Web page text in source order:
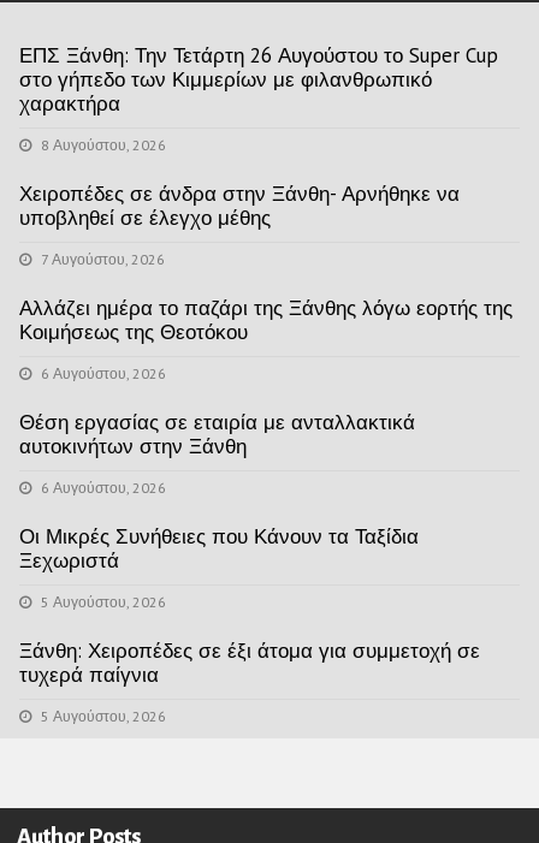
ΕΠΣ Ξάνθη: Την Τετάρτη 26 Αυγούστου το Super Cup
στο γήπεδο των Κιμμερίων με φιλανθρωπικό
χαρακτήρα
8 Αυγούστου, 2026
Χειροπέδες σε άνδρα στην Ξάνθη- Αρνήθηκε να
υποβληθεί σε έλεγχο μέθης
7 Αυγούστου, 2026
Αλλάζει ημέρα το παζάρι της Ξάνθης λόγω εορτής της
Κοιμήσεως της Θεοτόκου
6 Αυγούστου, 2026
Θέση εργασίας σε εταιρία με ανταλλακτικά
αυτοκινήτων στην Ξάνθη
6 Αυγούστου, 2026
Οι Μικρές Συνήθειες που Κάνουν τα Ταξίδια
Ξεχωριστά
5 Αυγούστου, 2026
Ξάνθη: Χειροπέδες σε έξι άτομα για συμμετοχή σε
τυχερά παίγνια
5 Αυγούστου, 2026
Author Posts